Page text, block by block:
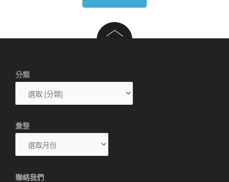
分類
彙整
聯絡我們